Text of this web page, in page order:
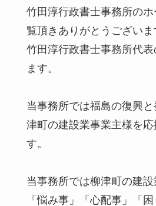
竹田淳行政書士事務所の
覧頂きありがとうございま
竹田淳行政書士事務所代
ます。
当事務所では福島の復興
津町の建設業事業主様を応
す。
当事務所では柳津町の建
「悩み事」「心配事」「